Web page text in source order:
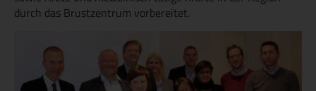
durch das Brustzentrum vorbereitet.